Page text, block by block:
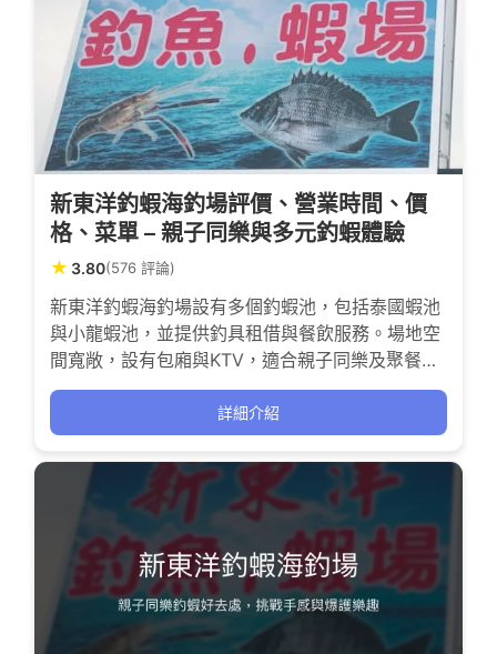
新東洋釣蝦海釣場評價、營業時間、價
格、菜單 – 親子同樂與多元釣蝦體驗
★ 3.80(576 評論)
新東洋釣蝦海釣場設有多個釣蝦池，包括泰國蝦池
與小龍蝦池，並提供釣具租借與餐飲服務。場地空
間寬敞，設有包廂與KTV，適合親子同樂及聚餐唱
歌，服務人員態度整體友善。環境整體偏老舊，部
分區域衛生與設備維護有待加強。 價格方面，釣蝦
費用約每小時200元，餐飲價格合理且菜色多樣。
交通便利，附設停車場，適合家庭及釣蝦愛好者休
閒放鬆，但需注意部分時段蝦況不佳及環境衛生問
詳細介紹